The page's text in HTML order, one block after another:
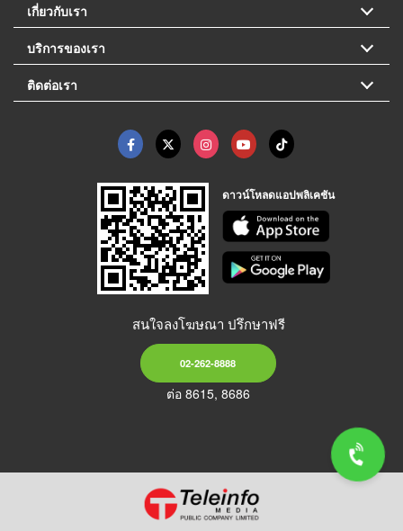
เกี่ยวกับเรา
บริการของเรา
ติดต่อเรา
ดาวน์โหลดแอปพลิเคชัน
สนใจลงโฆษณา ปรึกษาฟรี
02-262-8888
ต่อ 8615, 8686